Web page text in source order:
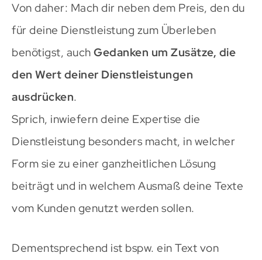
Von daher: Mach dir neben dem Preis, den du
für deine Dienstleistung zum Überleben
benötigst, auch Gedanken um Zusätze, die
den Wert deiner Dienstleistungen
ausdrücken.
Sprich, inwiefern deine Expertise die
Dienstleistung besonders macht, in welcher
Form sie zu einer ganzheitlichen Lösung
beiträgt und in welchem Ausmaß deine Texte
vom Kunden genutzt werden sollen.
Dementsprechend ist bspw. ein Text von